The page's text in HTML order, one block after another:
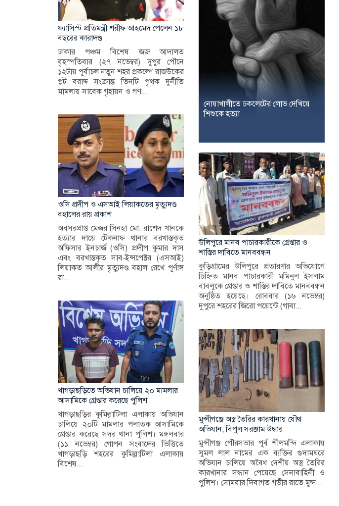
ফ্যাসিস্ট প্রতিমন্ত্রী শরীফ আহমেদ পেলেন ১৮
বছরের কারাদণ্ড
ঢাকার পঞ্চম বিশেষ জজ আদালত
বৃহস্পতিবার (২৭ নভেম্বর) দুপুর পৌনে
১২টায় পূর্বাচল নতুন শহর প্রকল্পে রাজউকের
প্লট বরাদ্দ সংক্রান্ত তিনটি পৃথক দুর্নীতি
মামলায় সাবেক গৃহায়ন ও গণ...
নোয়াখালীতে চকলেটের লোভ দেখিয়ে
শিশুকে হত্যা
ওসি প্রদীপ ও এসআই লিয়াকতের মৃত্যুদণ্ড
বহালের রায় প্রকাশ
অবসরপ্রাপ্ত মেজর সিনহা মো. রাশেদ খানকে
হত্যার দায়ে টেকনাফ থানার বরখাস্তকৃত
অফিসার ইনচার্জ (ওসি) প্রদীপ কুমার দাস
এবং বরখাস্তকৃত সাব-ইন্সপেক্টর (এসআই)
লিয়াকত আলীর মৃত্যুদণ্ড বহাল রেখে পূর্ণাঙ্গ
রা...
উলিপুরে মানব পাচারকারীকে গ্রেপ্তার ও
শাস্তির দাবিতে মানববন্ধন
কুড়িগ্রামের উলিপুরে প্রতারণার অভিযোগে
চিহ্নিত মানব পাচারকারী মমিনুল ইসলাম
বাবলুকে গ্রেপ্তার ও শাস্তির দাবিতে মানববন্ধন
অনুষ্ঠিত হয়েছে। রোববার (১৬ নভেম্বর)
দুপুরে শহরের জিরো পয়েন্টে (গাবা...
খাগড়াছড়িতে অভিযান চালিয়ে ২০ মামলার
আসামিকে গ্রেপ্তার করেছে পুলিশ
খাগড়াছড়ির কুমিল্লাটিলা এলাকায় অভিযান
চালিয়ে ২০টি মামলার পলাতক আসামিকে
গ্রেপ্তার করেছে সদর থানা পুলিশ। মঙ্গলবার
(১১ নভেম্বর) গোপন সংবাদের ভিত্তিতে
খাগড়াছড়ি শহরের কুমিল্লাটিলা এলাকায়
বিশেষ...
মুন্সীগঞ্জে অস্ত্র তৈরির কারখানায় যৌথ
অভিযান, বিপুল সরঞ্জাম উদ্ধার
মুন্সীগঞ্জ পৌরসভার পূর্ব শীলমন্দি এলাকায়
সুমল লাল নামের এক ব্যক্তির গুদামঘরে
অভিযান চালিয়ে অবৈধ দেশীয় অস্ত্র তৈরির
কারখানার সন্ধান পেয়েছে সেনাবাহিনী ও
পুলিশ। সোমবার দিবাগত গভীর রাতে মুন্স...